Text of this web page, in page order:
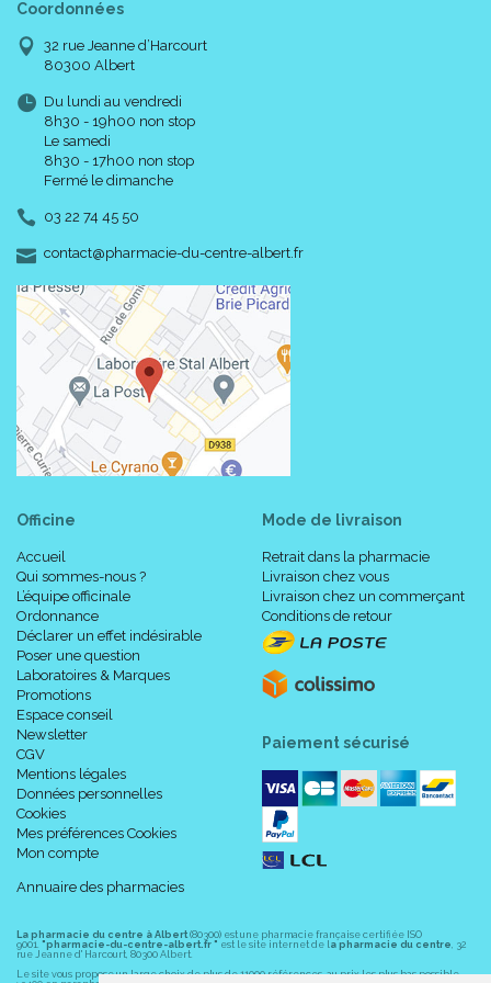
Caractéristiques :
Mise en place :
Coordonnées
32 rue Jeanne d’Harcourt
80300 Albert
Du lundi au vendredi
8h30 - 19h00 non stop
Le samedi
8h30 - 17h00 non stop
Fermé le dimanche
03 22 74 45 50
contact-
@-
pharmacie-du-centre-albert.fr
Officine
Accueil
Qui sommes-nous ?
L’équipe officinale
Ordonnance
Déclarer un effet indésirable
Poser une question
Laboratoires & Marques
Promotions
Espace conseil
Newsletter
CGV
Mentions légales
Données personnelles
Cookies
Mes préférences Cookies
Mon compte
Annuaire des pharmacies
Mode de livraison
Retrait dans la pharmacie
Livraison chez vous
Livraison chez un commerçant
Conditions de retour
Paiement sécurisé
La pharmacie du centre à Albert (80300) est une pharmacie française certifiée ISO
9001. "pharmacie-du-centre-albert.fr " est le site internet de l a pharmacie du centre , 32
rue Jeanne d' Harcourt, 80300 Albert.
Le site vous propose un large choix de plus de 11000 références, au prix les plus bas possible